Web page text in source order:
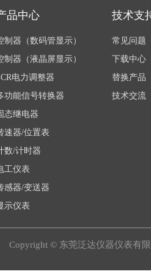
品中心
制器（数码管显示）
制器（液晶屏显示）
电力调整器
功能信号转换器
态继电器
速器/位置表
数/计时器
工仪表
感器/变送器
示仪表
技术支
常见问题
下载中心
替换产品
技术交流
Copyright © 东莞泛达仪器仪表有